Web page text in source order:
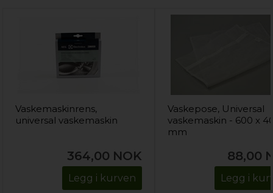
Vaskemaskinrens,
universal vaskemaskin
364,00 NOK
Legg i kurven
Vaskepose, Universal
vaskemaskin - 600 x
mm
88,00
Legg i